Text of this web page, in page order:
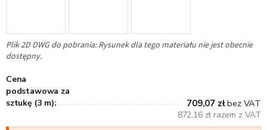
Plik 2D DWG do pobrania: Rysunek dla tego materiału nie jest obecnie
dostępny.
Cena
podstawowa za
sztukę (3 m):
709,07 złbez VAT
872,16 zł razem z VAT